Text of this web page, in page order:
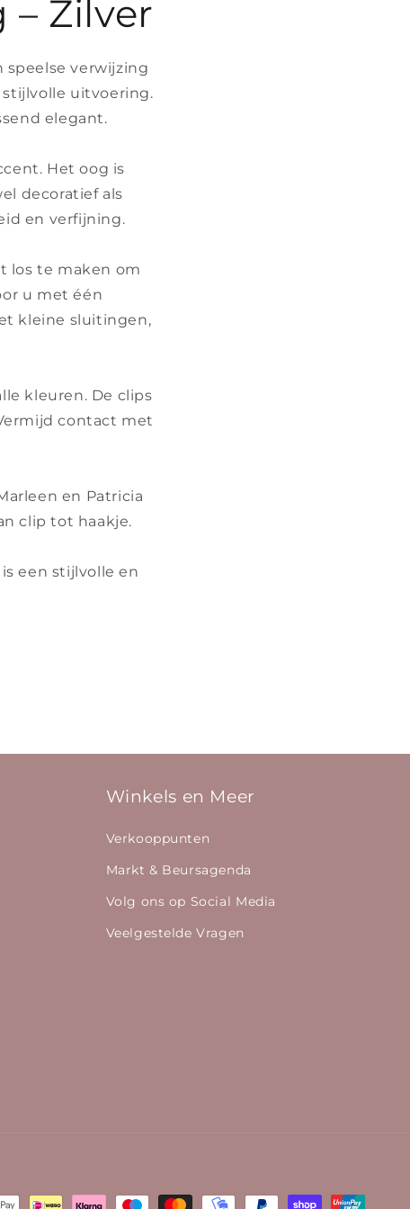
– Zilver
speelse verwijzing
stijlvolle uitvoering.
elegant.
Het oog is
decoratief als
en verfijning.
los te maken om
u met één
kleine sluitingen,
kleuren. De clips
contact met
en Patricia
clip tot haakje.
een stijlvolle en
Winkels en Meer
Verkooppunten
Markt & Beursagenda
Volg ons op Social Media
Veelgestelde Vragen